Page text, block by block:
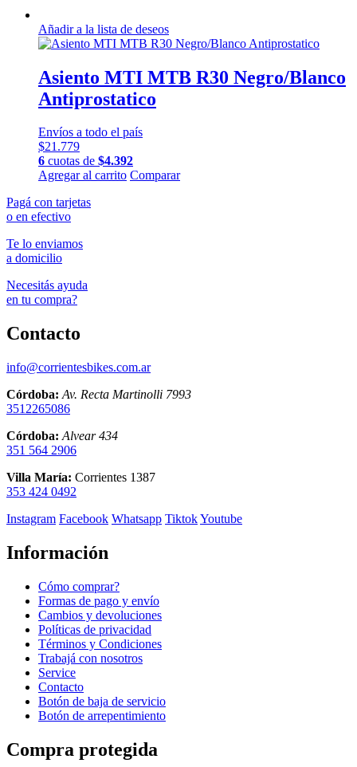
Añadir a la lista de deseos
Asiento MTI MTB R30 Negro/Blanco
Antiprostatico
Envíos a todo el país
$21.779
6 cuotas de $4.392
Agregar al carrito Comparar
Pagá con tarjetas
o en efectivo
Te lo enviamos
a domicilio
Necesitás ayuda
en tu compra?
Contacto
info@corrientesbikes.com.ar
Córdoba: Av. Recta Martinolli 7993
3512265086
Córdoba: Alvear 434
351 564 2906
Villa María: Corrientes 1387
353 424 0492
Instagram Facebook Whatsapp TiktokYoutube
Información
Cómo comprar?
Formas de pago y envío
Cambios y devoluciones
Políticas de privacidad
Términos y Condiciones
Trabajá con nosotros
Service
Contacto
Botón de baja de servicio
Botón de arrepentimiento
Compra protegida